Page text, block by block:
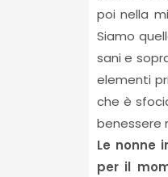
poi nella
Siamo
sani e
elementi
che è
benessere
Le nonne
per il